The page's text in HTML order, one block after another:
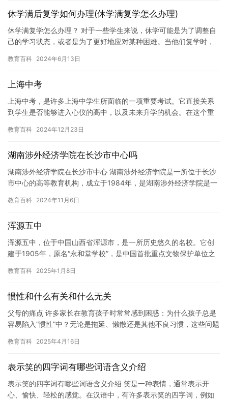
休学满后复学如何办理(休学满复学怎么办理)
休学满复学怎么办理？ 对于一些学生来说，休学可能是为了调整自
己的学习状态，或者是为了更好地应对某种困难。当他们复学时，
复…
教育百科 2024年6月13日
上海中考
上海中考，是许多上海中学生所面临的一项重要考试。它直接关系
到学生是否能够进入心仪的高中，以及未来升学的机会。在这个重
战，取…
教育百科 2024年12月23日
湖南涉外经济学院在长沙市中心吗
湖南涉外经济学院在长沙市中心 湖南涉外经济学院是一所位于长沙
市中心的高等教育机构，成立于1984年，是湖南涉外经济学院是一
教育百科 2024年11月6日
浑源五中
浑源五中，位于中国山西省浑源市，是一所历史悠久的名校。它创
建于1905年，原名“永和堂学校”，是中国首批重点文物保护单位之
教育百科 2025年1月8日
惯性和什么有关和什么无关
父母的痛点 许多家长在教育孩子时常常感到困惑：为什么孩子总是
容易陷入“惯性”中？无论是拖延、懒散还是其他不良习惯，这些问题
教育百科 2025年4月16日
表示笑的四字词有哪些词语含义介绍
表示笑的四字词有哪些词语含义介绍 笑是一种表情，通常表示开
心、愉快、轻松的感觉。在汉语中，有许多表示笑的四字词，例如